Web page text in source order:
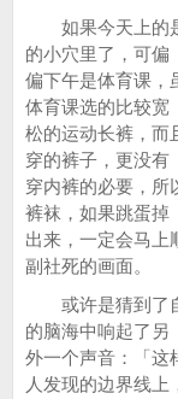
如果今天上的是
的小穴里了，可偏
偏下午是体育课，
体育课选的比较宽
松的运动长裤，而
穿的裤子，更没有
穿内裤的必要，所
裤袜，如果跳蛋掉
出来，一定会马上
副社死的画面。
或许是猜到了自
的脑海中响起了另
外一个声音：「这
人发现的边界线上